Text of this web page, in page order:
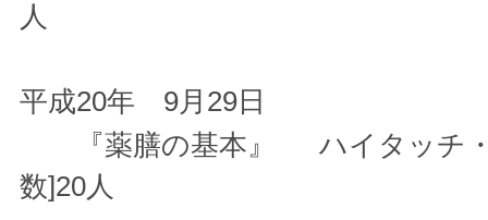
人
平成20年 9月29日
『薬膳の基本』 ハイタッチ・
数]20人